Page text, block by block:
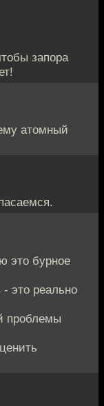
запора
атомный
это бурное
это реально
проблемы